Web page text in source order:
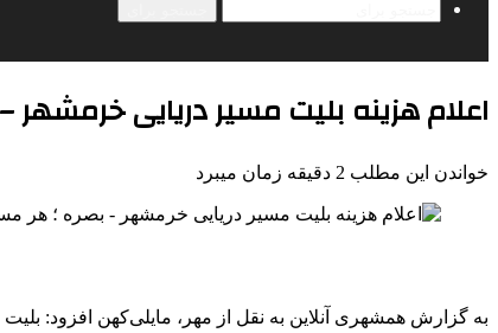
اعلام هزینه بلیت مسیر دریایی خرمشهر
خواندن این مطلب 2 دقیقه زمان میبرد
به گزارش همشهری آنلاین به نقل از مهر، مایلی‌کهن افزود: بلیت این سفر دریایی ۶۰۰ هزار تومان است و هر مسافر می‌تواند ۷۰